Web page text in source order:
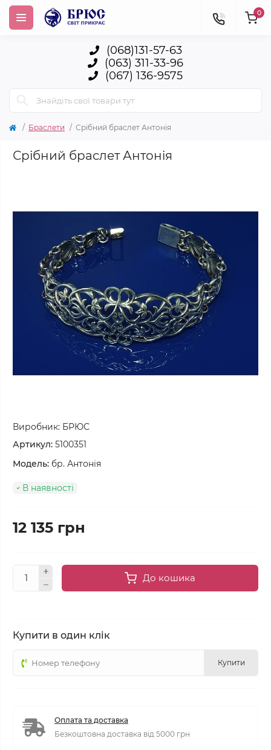
(068)131-57-63
(063) 311-33-96
(067) 136-9575
0
Браслети Срібний браслет Антонія
Срібний браслет Антонія
Виробник: БРЮС
Артикул: 5100351
Модель: бр. Антонія
В наявності
12 135 грн
До кошика
Купити в один клік
Купити
Оплата та доставка
Безкоштовна доставка від 5000 грн